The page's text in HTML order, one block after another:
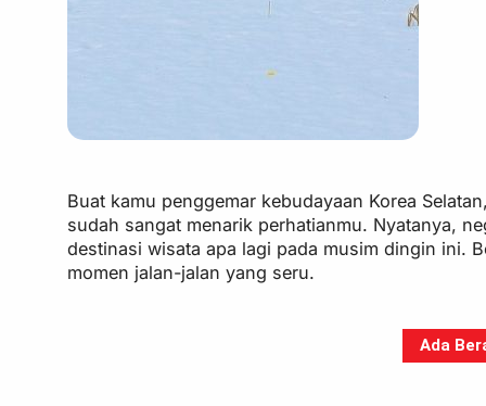
Buat kamu penggemar kebudayaan Korea
sudah sangat menarik perhatianmu. Nyatanya,
destinasi wisata apa lagi pada musim dingin ini.
momen jalan-jalan yang seru.
Ada